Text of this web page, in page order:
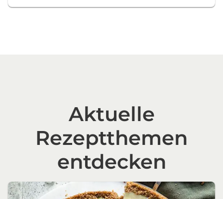
Aktuelle
Rezeptthemen
entdecken